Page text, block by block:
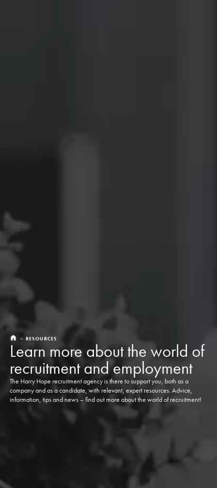
RESOURCES
Learn more about the world of
recruitment and employment
The Harry Hope recruitment agency is there to support you, both as a
company and as a candidate, with relevant, expert resources. Advice,
information, tips and news – find out more about the world of recruitment!